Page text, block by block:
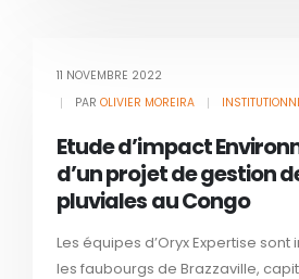
11 NOVEMBRE 2022
PAROLIVIER MOREIRA
Etude d’impact
d’un projet de gestion
pluviales au Congo
Les équipes d’Oryx Expertise
les faubourgs de Brazzaville,